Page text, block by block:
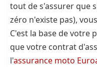
tout de s'assurer que
zéro n'existe pas),
C'est la base de votre
que votre contrat
l'assurance moto